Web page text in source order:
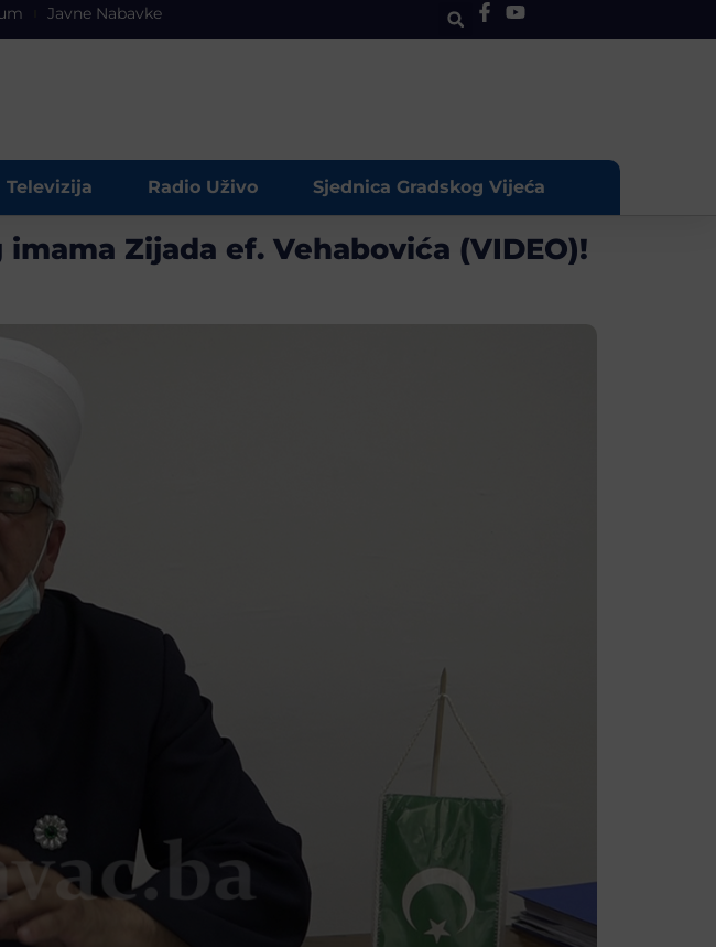
Javne Nabavke
Televizija Radio Uživo Sjednica Gradskog Vijeća
Zijada ef. Vehabovića (VIDEO)!